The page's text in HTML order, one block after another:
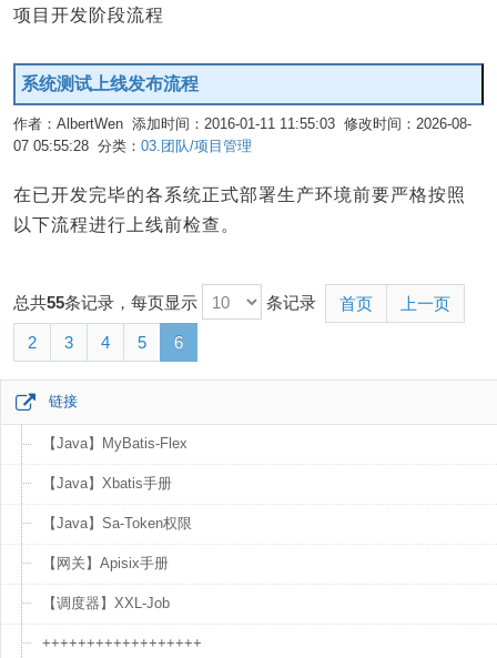
项目开发阶段流程
系统测试上线发布流程
作者：AlbertWen 添加时间：2016-01-11 11:55:03 修改时间：2026-08-
07 05:55:28 分类： 03.团队/项目管理
在已开发完毕的各系统正式部署生产环境前要严格按照
以下流程进行上线前检查。
总共55条记录，每页显示 条记录 首页 上一页
2 3 4 5 6
链接
【Java】MyBatis-Flex
【Java】Xbatis手册
【Java】Sa-Token权限
【网关】Apisix手册
【调度器】XXL-Job
++++++++++++++++++